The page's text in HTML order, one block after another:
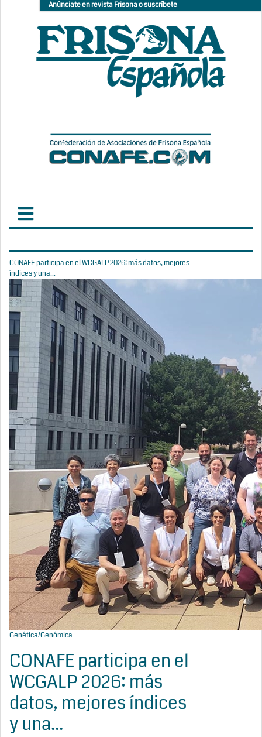
Anúnciate en revista Frisona o suscríbete
CONAFE participa en el WCGALP 2026: más datos, mejores
índices y una...
Genética/Genómica
CONAFE participa en el
WCGALP 2026: más
datos, mejores índices
y una...